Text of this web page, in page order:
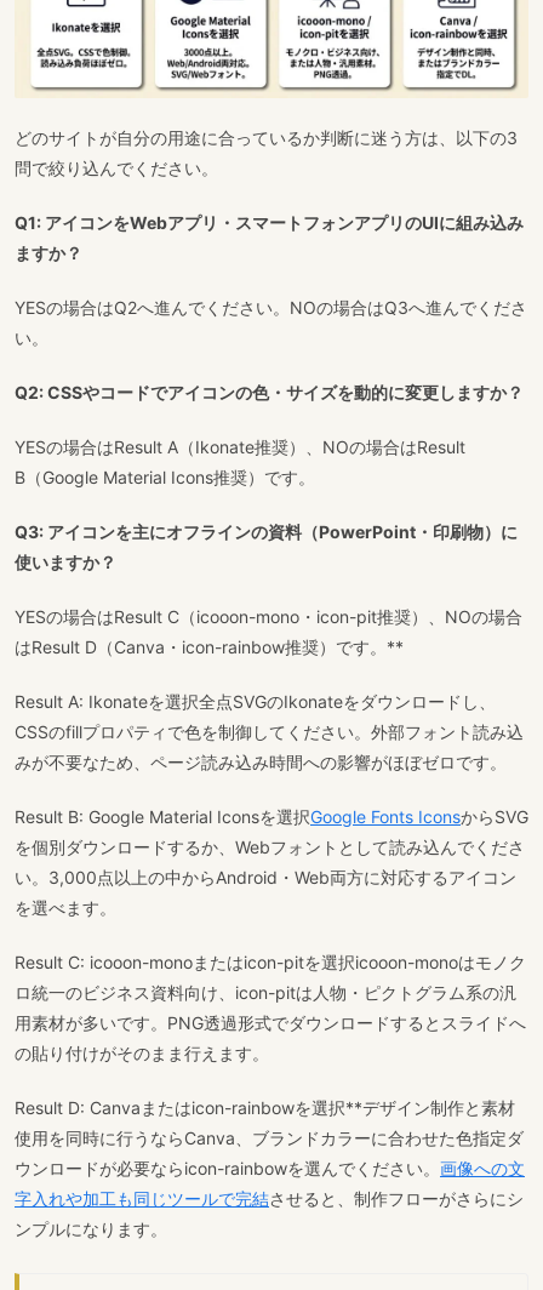
どのサイトが自分の用途に合っているか判断に迷う方は、以下の3
問で絞り込んでください。
Q1: アイコンをWebアプリ・スマートフォンアプリのUIに組み込み
ますか？
YESの場合はQ2へ進んでください。NOの場合はQ3へ進んでくださ
い。
Q2: CSSやコードでアイコンの色・サイズを動的に変更しますか？
YESの場合はResult A（Ikonate推奨）、NOの場合はResult
B（Google Material Icons推奨）です。
Q3: アイコンを主にオフラインの資料（PowerPoint・印刷物）に
使いますか？
YESの場合はResult C（icooon-mono・icon-pit推奨）、NOの場合
はResult D（Canva・icon-rainbow推奨）です。**
Result A: Ikonateを選択全点SVGのIkonateをダウンロードし、
CSSのfillプロパティで色を制御してください。外部フォント読み込
みが不要なため、ページ読み込み時間への影響がほぼゼロです。
Result B: Google Material Iconsを選択Google Fonts IconsからSVG
を個別ダウンロードするか、Webフォントとして読み込んでくださ
い。3,000点以上の中からAndroid・Web両方に対応するアイコン
を選べます。
Result C: icooon-monoまたはicon-pitを選択icooon-monoはモノク
ロ統一のビジネス資料向け、icon-pitは人物・ピクトグラム系の汎
用素材が多いです。PNG透過形式でダウンロードするとスライドへ
の貼り付けがそのまま行えます。
Result D: Canvaまたはicon-rainbowを選択**デザイン制作と素材
使用を同時に行うならCanva、ブランドカラーに合わせた色指定ダ
ウンロードが必要ならicon-rainbowを選んでください。 画像への文
字入れや加工も同じツールで完結させると、制作フローがさらにシ
ンプルになります。